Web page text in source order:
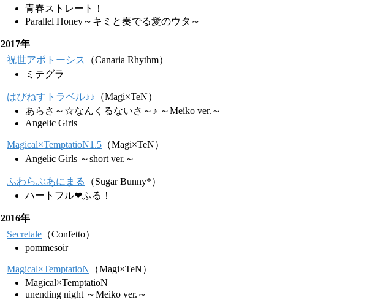
青春ストレート！
Parallel Honey～キミと奏でる愛のウタ～
2017年
祝世アポトーシス
（Canaria Rhythm）
ミテグラ
はぴねすトラベル♪♪ （Magi×TeN）
あらさ～☆なんくるないさ～♪ ～Meiko ver.～
Angelic Girls
Magical×TemptatioN1.5 （Magi×TeN）
Angelic Girls ～short ver.～
ふわらぶあにまる
（Sugar Bunny*）
ハートフル❤ふる！
2016年
Secretale （Confetto）
pommesoir
Magical×TemptatioN （Magi×TeN）
Magical×TemptatioN
unending night ～Meiko ver.～